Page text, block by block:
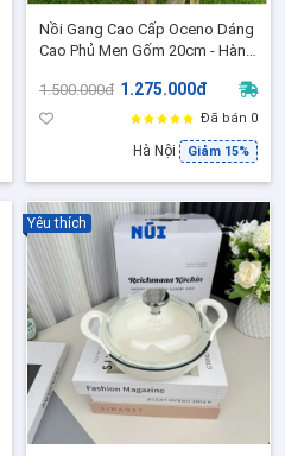
Nồi Gang Cao Cấp Oceno Dáng
Cao Phủ Men Gốm 20cm - Hàng
1.500.000đ 1.275.000đ
Đã bán 0
Hà Nội Giảm 15%
Yêu thích